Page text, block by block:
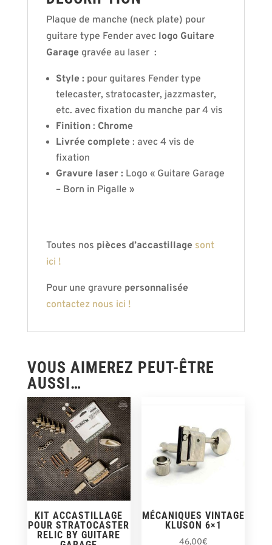
Plaque de manche (neck plate) pour
guitare type Fender avec logo Guitare
Garagegravée au laser :
Style : pour guitares Fender type
telecaster, stratocaster, jazzmaster,
etc. avec fixation du manche par 4 vis
Finition: Chrome
Livrée complete: avec 4 vis de
fixation
Gravure laser :Logo « Guitare Garage
– Born in Pigalle »
Toutes nos pièces d’accastillage sont
ici !
Pour une gravure personnalisée
contactez nous ici !
VOUS AIMEREZ PEUT-ÊTRE
AUSSI…
KIT ACCASTILLAGE
POUR STRATOCASTER
RELIC BY GUITARE
MÉCANIQUES VINTAGE
KLUSON 6×1
46,00€